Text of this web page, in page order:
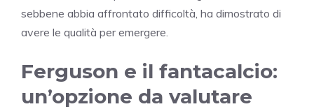
sebbene abbia affrontato difficoltà, ha dimostrato di
avere le qualità per emergere.
Ferguson e il fantacalcio:
un’opzione da valutare